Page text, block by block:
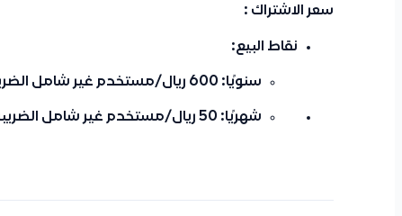
سعر الاشتراك :
نقاط البيع:
سنويًا: 600 ريال/مستخدم غير شامل الضريبة. ( 690 ريال شامل الضريبة )
شهريًا: 50 ريال/مستخدم غير شامل الضريبة. ( 57.5 ريال شامل الضريبة )